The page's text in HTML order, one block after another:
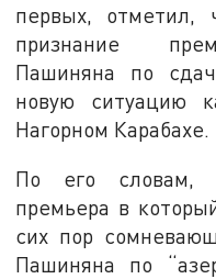
первых, отметил,
признание
Пашиняна по
новую ситуацию
Нагорном Карабахе.
По его словам,
премьера в
сих пор
Пашиняна по